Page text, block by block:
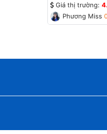
Giá thị trường:
Phương Missa